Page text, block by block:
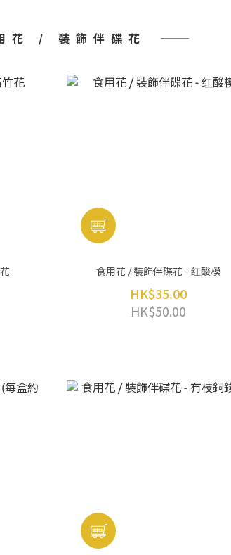
花 / 裝飾伴碟花
食用花 / 裝飾伴碟花 - 红酸模
HK$35.00
HK$50.00